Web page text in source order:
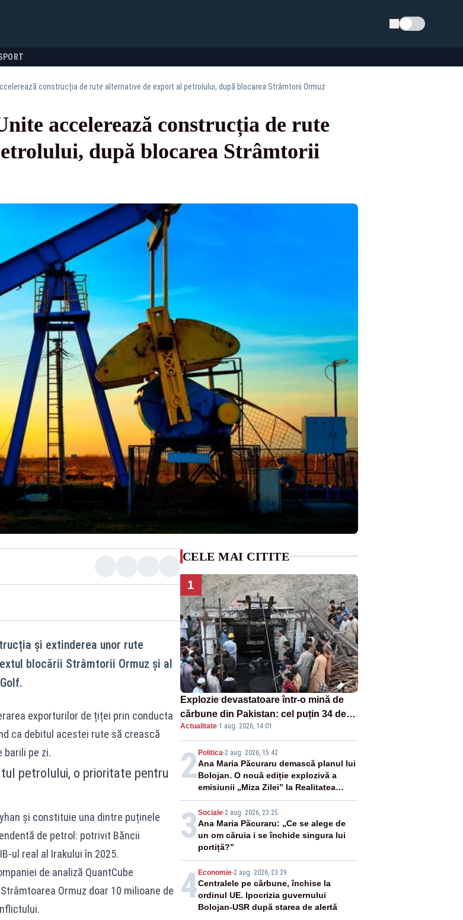
Schimba tema
construcția de rute alternative de export al petrolului, după blocarea Strâmtorii Ormuz
accelerează construcția de rute
după blocarea Strâmtorii
și extinderea unor rute
blocării Strâmtorii Ormuz și al
exporturilor de țiței prin conducta
ca debitul acestei rute să crească
barili pe zi.
petrolului, o prioritate pentru
și constituie una dintre puținele
de petrol: potrivit Băncii
ul real al Irakului în 2025.
de analiză QuantCube
Ormuz doar 10 milioane de
CELE MAI CITITE
1
Explozie devastatoare într-o mină de
cărbune din Pakistan: cel puțin 34 de
morți - VIDEO
Actualitate·1 aug. 2026, 14:01
2Politica-2 aug. 2026, 15:42
Ana Maria Păcuraru demască planul lui
Bolojan. O nouă ediție explozivă a
emisiunii „Miza Zilei” la Realitatea
PLUS
3 Sociale-2 aug. 2026, 23:25
Ana Maria Păcuraru: „Ce se alege de
un om căruia i se închide singura lui
portiță?”
4Economie-2 aug. 2026, 23:29
Centralele pe cărbune, închise la
ordinul UE. Ipocrizia guvernului
Bolojan-USR după starea de alertă